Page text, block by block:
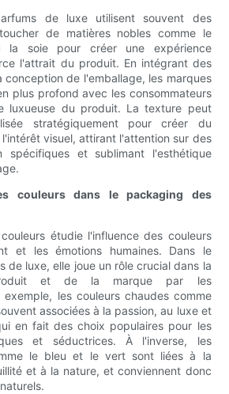
de luxe utilisent souvent des
de matières nobles comme le
la soie pour créer une expérience
l'attrait du produit. En intégrant des
conception de l'emballage, les marques
plus profond avec les consommateurs
luxueuse du produit. La texture peut
stratégiquement pour créer du
visuel, attirant l'attention sur des
spécifiques et sublimant l'esthétique
couleurs dans le packaging des
étudie l'influence des couleurs
et les émotions humaines. Dans le
de luxe, elle joue un rôle crucial dans la
et de la marque par les
exemple, les couleurs chaudes comme
associées à la passion, au luxe et
en fait des choix populaires pour les
et séductrices. À l'inverse, les
le bleu et le vert sont liées à la
et à la nature, et conviennent donc